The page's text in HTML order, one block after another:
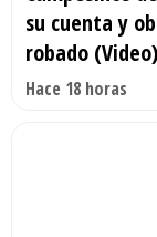
su cuenta y
robado (Video)
Hace 18 horas